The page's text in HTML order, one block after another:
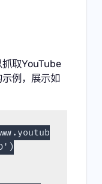
抓取YouTube
例，展示如